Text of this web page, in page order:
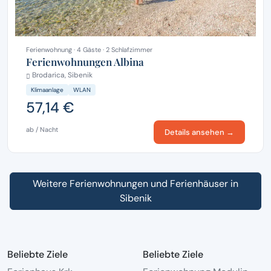
Ferienwohnung · 4 Gäste · 2 Schlafzimmer
Ferienwohnungen Albina
Brodarica, Sibenik
Klimaanlage WLAN
57,14 €
ab / Nacht Details ansehen →
Weitere Ferienwohnungen und Ferienhäuser in
Sibenik
Beliebte Ziele
Beliebte Ziele